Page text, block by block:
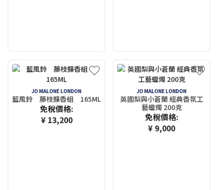
JO MALONE LONDON
藍風鈴 藤枝擴香組 165ML
免稅價格:
¥ 13,200
JO MALONE LONDON
英國梨與小蒼蘭 經典香氛工
藝蠟燭 200克
免稅價格:
¥ 9,000